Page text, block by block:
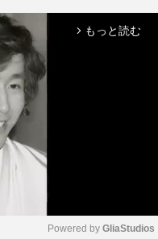
arrow_forward_ios もっと読む
Powered by GliaStudios